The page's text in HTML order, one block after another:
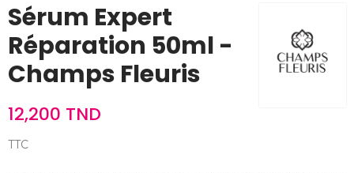
Sérum Expert
Réparation 50ml -
Champs Fleuris
12,200 TND
TTC